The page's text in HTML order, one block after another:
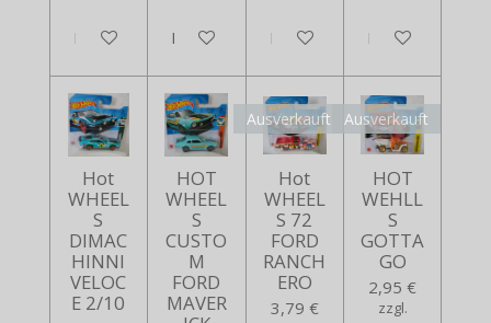
In den WarenkorbBei Verfügbarkeit benachrichtigen
In den Warenkorb
In den
Hot
WHEEL
S
DIMAC
HINNI
VELOC
E 2/10
HOT
WHEEL
S
CUSTO
M
FORD
MAVER
Ausverkauft
Hot
WHEEL
S 72
FORD
RANCH
ERO
3,79 €
Ausverkauft
HOT
WEHLL
S
GOTTA
GO
2,95 €
zzgl.